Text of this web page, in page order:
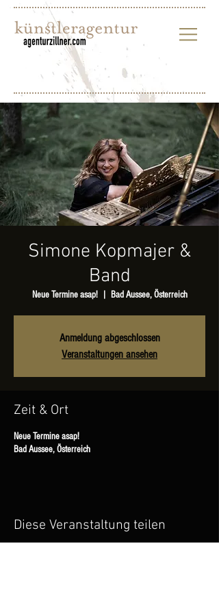
Simone Kopmajer &
Band
Neue Termine asap!
  |
Bad Aussee, Österreich
Anmeldung abgeschlossen
Veranstaltungen ansehen
Zeit & Ort
Neue Termine asap!
Bad Aussee, Österreich
Diese Veranstaltung teilen